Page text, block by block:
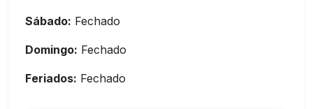
Sábado: Fechado
Domingo: Fechado
Feriados: Fechado